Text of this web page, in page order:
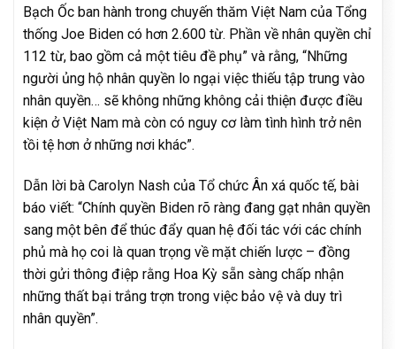
Bạch Ốc ban hành trong chuyến thăm Việt Nam của Tổng
thống Joe Biden có hơn 2.600 từ. Phần về nhân quyền chỉ
112 từ, bao gồm cả một tiêu đề phụ” và rằng, “Những
người ủng hộ nhân quyền lo ngại việc thiếu tập trung vào
nhân quyền… sẽ không những không cải thiện được điều
kiện ở Việt Nam mà còn có nguy cơ làm tình hình trở nên
tồi tệ hơn ở những nơi khác”.
Dẫn lời bà Carolyn Nash của Tổ chức Ân xá quốc tế, bài
báo viết: “Chính quyền Biden rõ ràng đang gạt nhân quyền
sang một bên để thúc đẩy quan hệ đối tác với các chính
phủ mà họ coi là quan trọng về mặt chiến lược – đồng
thời gửi thông điệp rằng Hoa Kỳ sẵn sàng chấp nhận
những thất bại trắng trợn trong việc bảo vệ và duy trì
nhân quyền”.